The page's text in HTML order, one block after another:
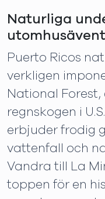
Naturliga
Puerto Ricos
verkligen
National
regnskogen i
erbjuder frodig
vattenfall och
Vandra till La
toppen för en